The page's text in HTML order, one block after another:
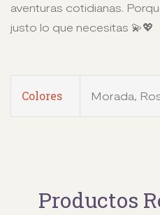
aventuras cotidianas.
justo lo que necesitas 💫💖
Colores Morada,
Productos